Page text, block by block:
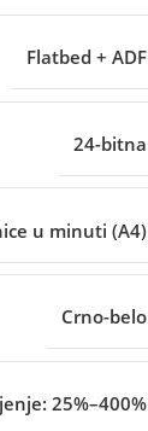
Flatbed + ADF
24-bitna
u minuti (A4)
Crno-belo
25%–400%